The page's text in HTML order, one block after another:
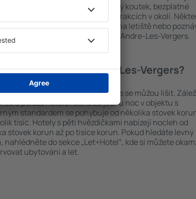
centrum, restaurace, dětský koutek, bezplatné
a také informační brožury o atrakcích v okolí.
zařízení nabízejí i transport z/na letiště nebo
historických památkách Saint-Andre-Les-Vergers.
stojí hotel Saint-Andre-Les-Vergers?
nocleh Saint-Andre-Les-Vergers se můžou lišit.
a poloze hotelu. Cena za jednu noc v objektu s
standardem se pohybuje od několika stovek
tisíc. Hotely s pěti hvězdičkami nabízejí nocleh od
stovek korun až po tisíce korun. Pokud hledáte levný
nahlédněte do sekce „Let+Hotel“, kde si můžete
ubytování a let.